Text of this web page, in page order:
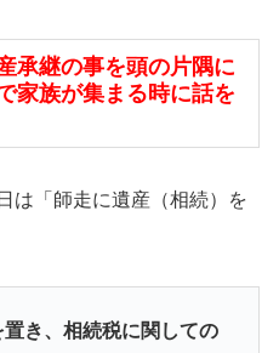
承継の事を頭の片隅に
家族が集まる時に話を
は「師走に遺産（相続）を
き、相続税に関しての